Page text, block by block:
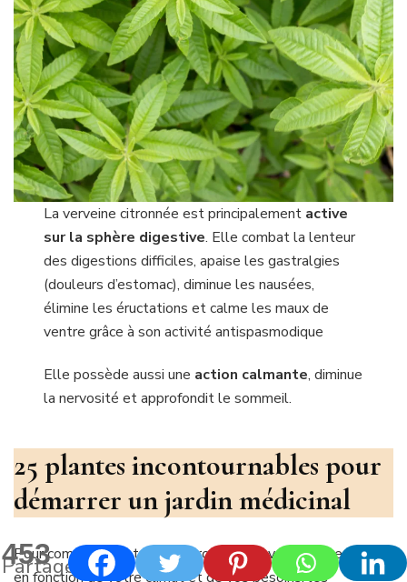
La verveine citronnée est principalement active
sur la sphère digestive. Elle combat la lenteur
des digestions difficiles, apaise les gastralgies
(douleurs d’estomac), diminue les nausées,
élimine les éructations et calme les maux de
ventre grâce à son activité antispasmodique
Elle possède aussi une action calmante, diminue
la nervosité et approfondit le sommeil.
25 plantes incontournables pour
démarrer un jardin médicinal
Pour compléter votre carré aromatique, vous pourrez choisir
en fonction de votre climat et de vos besoins, les
453
Partages